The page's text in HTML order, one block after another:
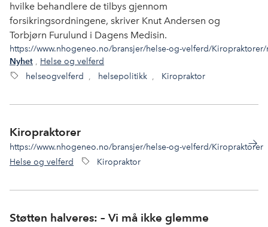
hvilke behandlere de tilbys gjennom
forsikringsordningene, skriver Knut Andersen og
Torbjørn Furulund i Dagens Medisin.
https://www.nhogeneo.no/bransjer/helse-og-velferd/
Nyhet , Helse og velferd
helseogvelferd , helsepolitikk , Kiropraktor
Kiropraktorer
https://www.nhogeneo.no/bransjer/helse-og-velferd/Kiropraktorer
Helse og velferd
Kiropraktor
Støtten halveres: – Vi må ikke glemme